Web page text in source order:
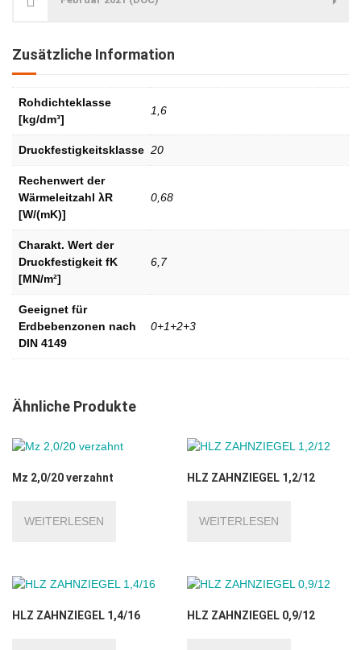
Zusätzliche Information
Rohdichteklasse
[kg/dm³]
1,6
Druckfestigkeitsklasse 20
Rechenwert der
Wärmeleitzahl λR
[W/(mK)]
0,68
Charakt. Wert der
Druckfestigkeit fK
[MN/m²]
6,7
Geeignet für
Erdbebenzonen nach
DIN 4149
0+1+2+3
Ähnliche Produkte
Mz 2,0/20 verzahnt
WEITERLESEN
HLZ ZAHNZIEGEL 1,2/12
WEITERLESEN
HLZ ZAHNZIEGEL 1,4/16 HLZ ZAHNZIEGEL 0,9/12